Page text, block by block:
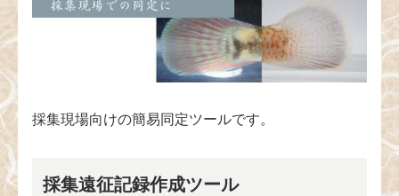
採集現場向けの簡易同定ツールです。
採集遠征記録作成ツール